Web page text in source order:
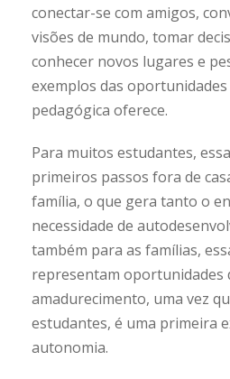
conectar-se com amigos,
visões de mundo, tomar
conhecer novos lugares e
exemplos das
pedagógica oferece.
Para muitos estudantes,
primeiros passos fora de
família, o que gera tanto o
necessidade de
também para as famílias,
representam oportunidades
amadurecimento, uma vez
estudantes, é uma primeira
autonomia.